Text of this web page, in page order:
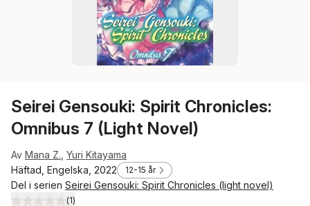
Seirei Gensouki: Spirit Chronicles:
Omnibus 7 (Light Novel)
Av Mana Z. Yuri Kitayama
Häftad, Engelska, 2022
12-15 år
Del i serien Seirei Gensouki: Spirit Chronicles (light novel)
(1)